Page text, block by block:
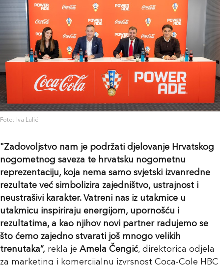
Foto: Iva Lulić
"Zadovoljstvo nam je podržati djelovanje Hrvatskog
nogometnog saveza te hrvatsku nogometnu
reprezentaciju, koja nema samo svjetski izvanredne
rezultate već simbolizira zajedništvo, ustrajnost i
neustrašivi karakter. Vatreni nas iz utakmice u
utakmicu inspiriraju energijom, upornošću i
rezultatima, a kao njihov novi partner radujemo se
što ćemo zajedno stvarati još mnogo velikih
trenutaka”, rekla je Amela Čengić, direktorica odjela
za marketing i komercijalnu izvrsnost Coca-Cole HBC